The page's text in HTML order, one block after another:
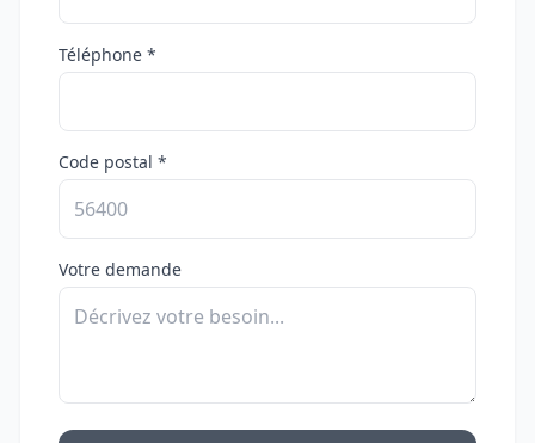
Téléphone *
Code postal *
Votre demande